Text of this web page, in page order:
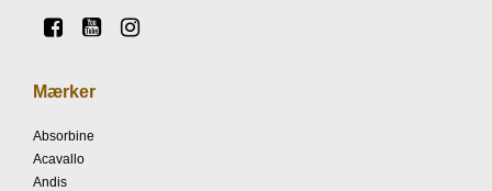
Mærker
Absorbine
Acavallo
Andis